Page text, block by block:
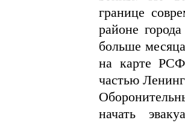
границе
районе
больше
на карте
частью
начать